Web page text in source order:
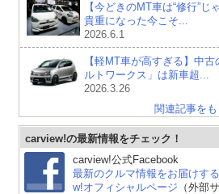
【今どきのMT車は“修行”じ
貴重になった今こそ...
2026.6.1
【軽MT車が高すぎる】中古
ルトワークス」は新車超...
2026.3.26
関連記事を
carview!の最新情報をチェック！
carview!公式Facebook
最新のクルマ情報をお届けす
w!オフィシャルページ （外部